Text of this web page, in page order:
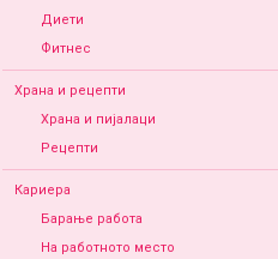
Диети
Фитнес
Храна и рецепти
Храна и пијалаци
Рецепти
Кариера
Барање работа
На работното место